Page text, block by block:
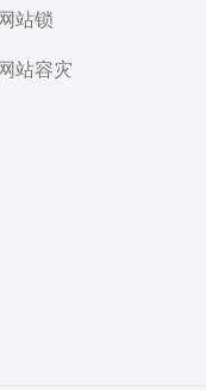
网站锁
网站容灾